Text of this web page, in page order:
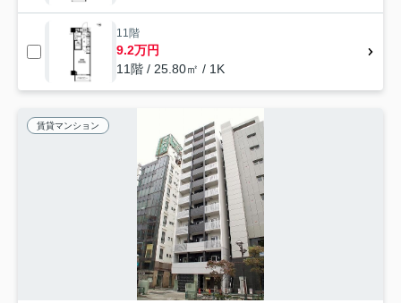
11階
9.2万円
11階 / 25.80㎡ / 1K
賃貸マンション